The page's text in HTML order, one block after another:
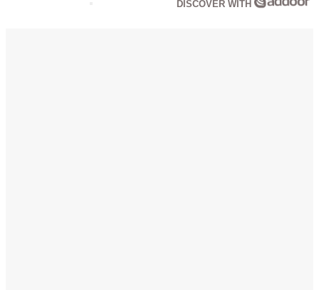
DISCOVER WITH